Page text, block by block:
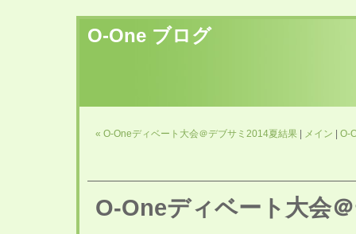
O-One ブログ
« O-Oneディベート大会＠デブサミ2014夏結果 メイン O-
O-Oneディベート大会